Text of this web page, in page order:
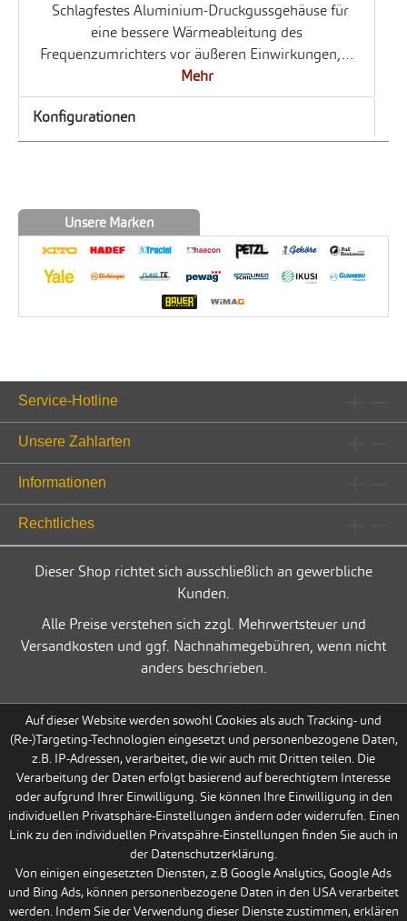
Schlagfestes Aluminium-Druckgussgehäuse für
eine bessere Wärmeableitung des
Frequenzumrichters vor äußeren Einwirkungen,…
Mehr
Konfigurationen
Unsere Marken
Service-Hotline
Unsere Zahlarten
Informationen
Rechtliches
Dieser Shop richtet sich ausschließlich an gewerbliche
Kunden.
Alle Preise verstehen sich zzgl. Mehrwertsteuer und
Versandkosten und ggf. Nachnahmegebühren, wenn nicht
anders beschrieben.
Auf dieser Website werden sowohl Cookies als auch Tracking- und
(Re-)Targeting-Technologien eingesetzt und personenbezogene Daten,
z.B. IP-Adressen, verarbeitet, die wir auch mit Dritten teilen. Die
Verarbeitung der Daten erfolgt basierend auf berechtigtem Interesse
oder aufgrund Ihrer Einwilligung. Sie können Ihre Einwilligung in den
individuellen Privatsphäre-Einstellungen ändern oder widerrufen. Einen
Link zu den individuellen Privatspähre-Einstellungen finden Sie auch in
der Datenschutzerklärung.
Von einigen eingesetzten Diensten, z.B Google Analytics, Google Ads
und Bing Ads, können personenbezogene Daten in den USA verarbeitet
werden. Indem Sie der Verwendung dieser Dienste zustimmen, erklären